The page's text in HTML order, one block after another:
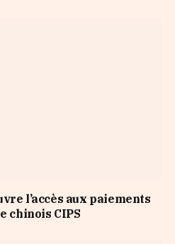
l’accès aux paiements
chinois CIPS